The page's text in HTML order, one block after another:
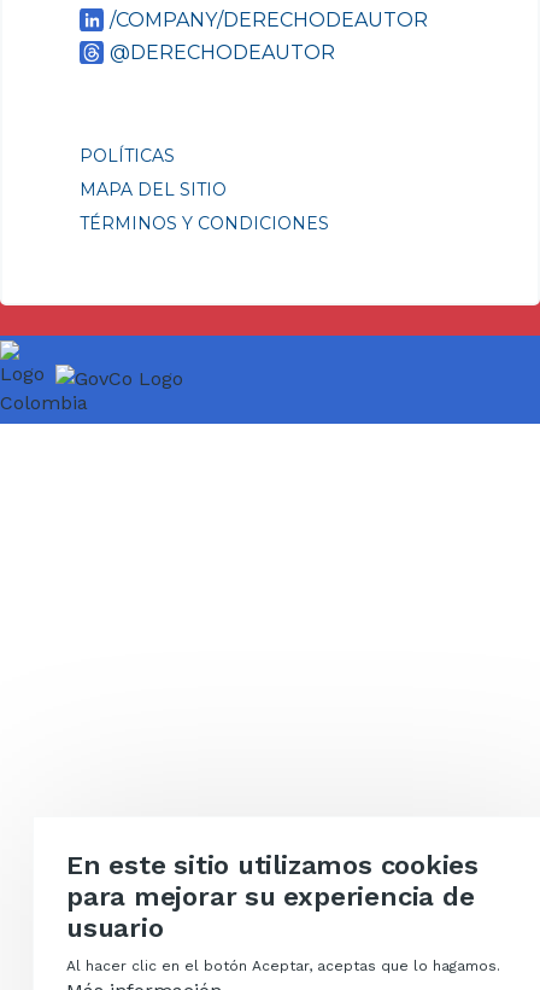
/COMPANY/DERECHODEAUTOR
@DERECHODEAUTOR
POLÍTICAS
MAPA DEL SITIO
TÉRMINOS Y CONDICIONES
En este sitio utilizamos cookies
para mejorar su experiencia de
usuario
Al hacer clic en el botón Aceptar, aceptas que lo hagamos.